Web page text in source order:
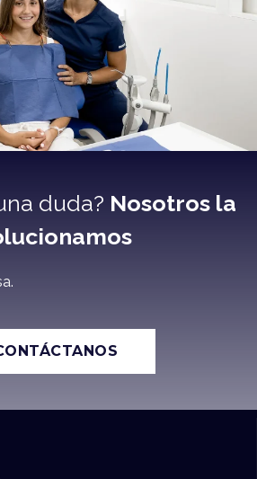
duda? Nosotros la